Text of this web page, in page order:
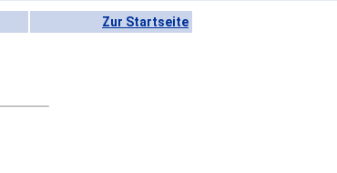
Zur Startseite